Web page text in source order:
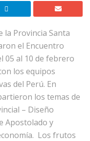
la Provincia Santa
el Encuentro
05 al 10 de febrero
los equipos
del Perú. En
los temas de
– Diseño
Apostolado y
Los frutos